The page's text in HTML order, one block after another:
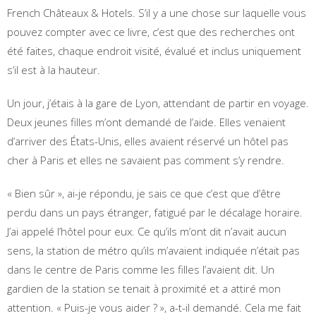
French Châteaux & Hotels. S’il y a une chose sur laquelle vous
pouvez compter avec ce livre, c’est que des recherches ont
été faites, chaque endroit visité, évalué et inclus uniquement
s’il est à la hauteur.
Un jour, j’étais à la gare de Lyon, attendant de partir en voyage.
Deux jeunes filles m’ont demandé de l’aide. Elles venaient
d’arriver des États-Unis, elles avaient réservé un hôtel pas
cher à Paris et elles ne savaient pas comment s’y rendre.
« Bien sûr », ai-je répondu, je sais ce que c’est que d’être
perdu dans un pays étranger, fatigué par le décalage horaire.
J’ai appelé l’hôtel pour eux. Ce qu’ils m’ont dit n’avait aucun
sens, la station de métro qu’ils m’avaient indiquée n’était pas
dans le centre de Paris comme les filles l’avaient dit. Un
gardien de la station se tenait à proximité et a attiré mon
attention. « Puis-je vous aider ? », a-t-il demandé. Cela me fait